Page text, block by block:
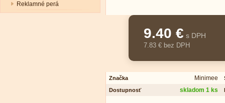
Reklamné perá
9.40 € s DPH
7.83 € bez DPH
Značka Minimee
Dostupnosť
skladom 1 ks